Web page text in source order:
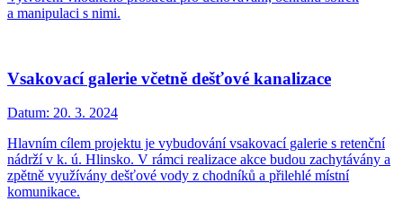
a manipulaci s nimi.
Vsakovací galerie včetně dešťové kanalizace
Datum: 20. 3. 2024
Hlavním cílem projektu je vybudování vsakovací galerie s retenční
nádrží v k. ú. Hlinsko. V rámci realizace akce budou zachytávány a
zpětně využívány dešťové vody z chodníků a přilehlé místní
komunikace.